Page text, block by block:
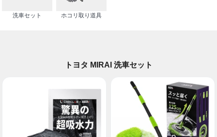
洗車セット ホコリ取り道具
トヨタ MIRAI 洗車セット